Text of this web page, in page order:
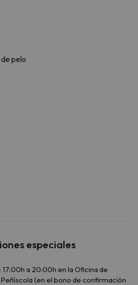
pelo
especiales
17:00h a 20:00h en la Oficina de
(en el bono de confirmación